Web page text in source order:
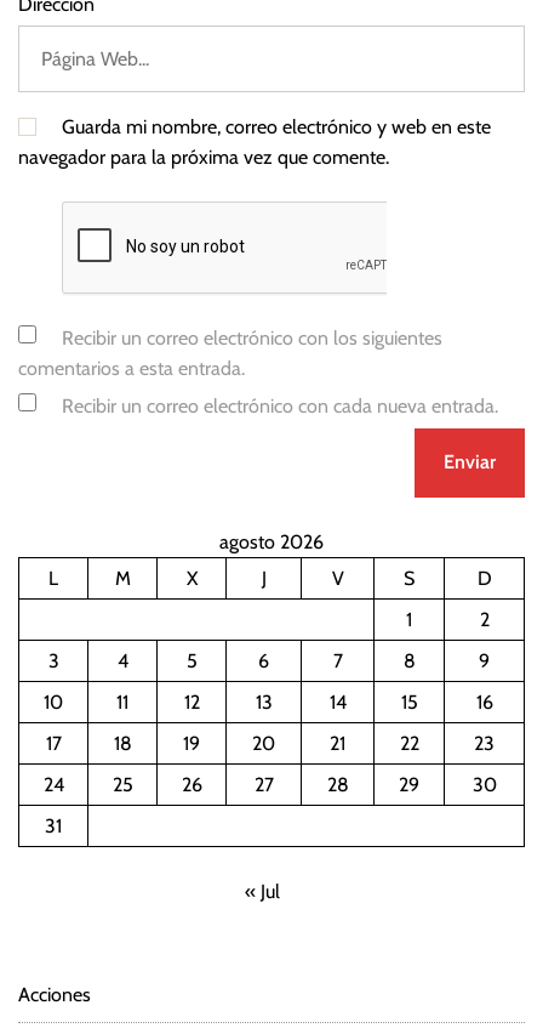
Guarda mi nombre, correo electrónico y web en este
navegador para la próxima vez que comente.
Recibir un correo electrónico con los siguientes
comentarios a esta entrada.
Recibir un correo electrónico con cada nueva entrada.
agosto 2026
L
M X J V S
D
1
2
3
4 5 6 7 8
9
10
11 12 13 14 15
16
17
18 19 20 21 22
23
24
25 26 27 28 29
30
31
« Jul
Acciones